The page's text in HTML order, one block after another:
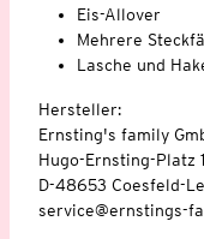
Eis-Allover
Mehrere
Lasche und
Hersteller:
Ernsting's family
Hugo-Ernsting-Platz 1
D-48653 Coesfeld-
service@ernstings-